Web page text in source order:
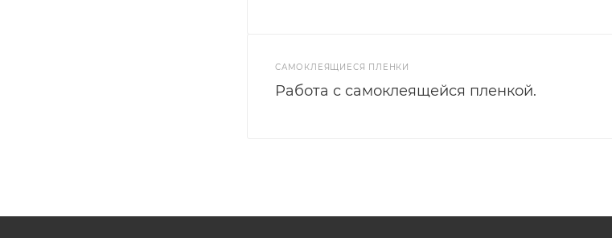
САМОКЛЕЯЩИЕСЯ ПЛЕНКИ
Работа с самоклеящейся пленкой.